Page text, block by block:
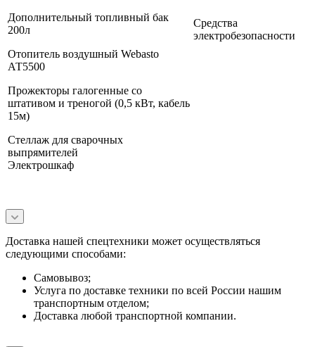
Дополнительный топливный бак
200л
Отопитель воздушный Webasto
АТ5500
Прожекторы галогенные со
штативом и треногой (0,5 кВт, кабель
15м)
Стеллаж для сварочных
выпрямителей
Электрошкаф
Средства
электробезопасности
Доставка нашей спецтехники может осуществляться
следующими способами:
Самовывоз;
Услуга по доставке техники по всей России нашим
транспортным отделом;
Доставка любой транспортной компании.